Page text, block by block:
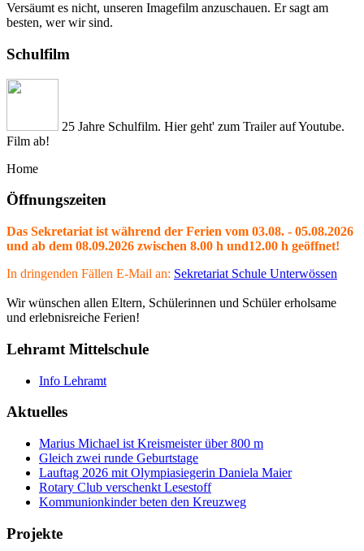
Versäumt es nicht, unseren Imagefilm anzuschauen. Er sagt am
besten, wer wir sind.
Schulfilm
25 Jahre Schulfilm. Hier geht' zum Trailer auf Youtube.
Film ab!
Home
Öffnungszeiten
Das Sekretariat ist während der Ferien vom 03.08. - 05.08.2026
und ab dem 08.09.2026 zwischen 8.00 h und12.00 h geöffnet!
In dringenden Fällen E-Mail an: Sekretariat Schule Unterwössen
Wir wünschen allen Eltern, Schülerinnen und Schüler erholsame
und erlebnisreiche Ferien!
Lehramt Mittelschule
Info Lehramt
Aktuelles
Marius Michael ist Kreismeister über 800 m
Gleich zwei runde Geburtstage
Lauftag 2026 mit Olympiasiegerin Daniela Maier
Rotary Club verschenkt Lesestoff
Kommunionkinder beten den Kreuzweg
Projekte